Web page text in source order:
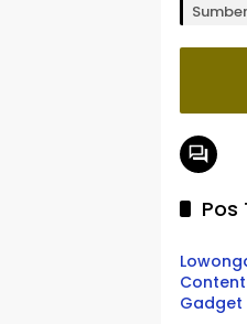
Pos
Ciamis
Gadget
Ciamis